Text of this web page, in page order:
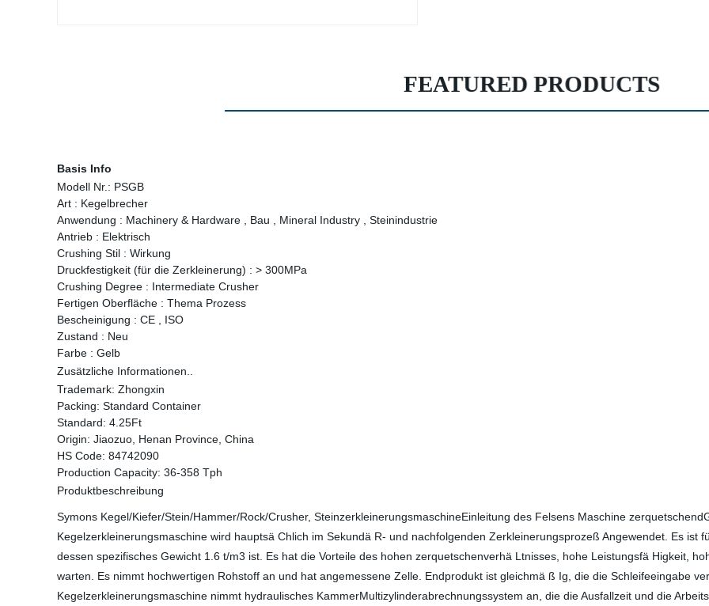
FEATURED PRODUCTS
Basis Info
Modell Nr.: PSGB
Art : Kegelbrecher
Anwendung : Machinery & Hardware , Bau , Mineral Industry , Steinindustrie
Antrieb : Elektrisch
Crushing Stil : Wirkung
Druckfestigkeit (für die Zerkleinerung) : > 300MPa
Crushing Degree : Intermediate Crusher
Fertigen Oberfläche : Thema Prozess
Bescheinigung : CE , ISO
Zustand : Neu
Farbe : Gelb
Zusätzliche Informationen..
Trademark: Zhongxin
Packing: Standard Container
Standard: 4.25Ft
Origin: Jiaozuo, Henan Province, China
HS Code: 84742090
Production Capacity: 36-358 Tph
Produktbeschreibung
Symons Kegel/Kiefer/Stein/Hammer/Rock/Crusher, SteinzerkleinerungsmaschineEinleitung des Felsens Maschine
Kegelzerkleinerungsmaschine wird hauptsä Chlich im Sekundä R- und nachfolgenden Zerkleinerungsprozeß Angewendet. Es ist
dessen spezifisches Gewicht 1.6 t/m3 ist. Es hat die Vorteile des hohen zerquetschenverhä Ltnisses, hohe Leistungsfä Higkeit,
warten. Es nimmt hochwertigen Rohstoff an und hat angemessene Zelle. Endprodukt ist gleichmä ß Ig, die die Schleifeeingabe
Kegelzerkleinerungsmaschine nimmt hydraulisches KammerMultizylinderabrechnungssystem an, die die Ausfallzeit und die